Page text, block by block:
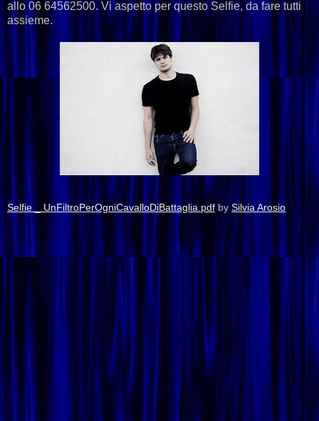
allo 06 64562500. Vi aspetto per questo Selfie, da fare tutti
assieme.
Selfie _ UnFiltroPerOgniCavalloDiBattaglia.pdf by Silvia Arosio